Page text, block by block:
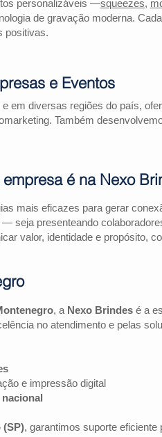
personalizáveis —squeezes,
de gravação moderna.
positivas.
em diversas regiões do país,
Também
mais eficazes para gerar
seja presenteando
valor, identidade e propósito,
, a Nexo Brindes é a
no atendimento e pelas
e impressão digital
(SP), garantimos suporte
e Eventos
é na Nexo